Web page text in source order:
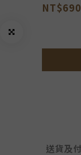
NT$690
送貨及